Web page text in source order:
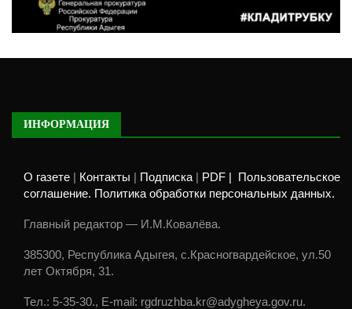
ИНФОРМАЦИЯ
О газете Контакты Подписка PDF |
Пользовательское
соглашение. Политика обработки персональных данных.
Главный редактор — И.М.Ковалёва.
385300, Республика Адыгея, с.Красногвардейское, ул.50
лет Октября, 31.
Тел.: 5-35-30., E-mail: rgdruzhba.kr@adygheya.gov.ru.